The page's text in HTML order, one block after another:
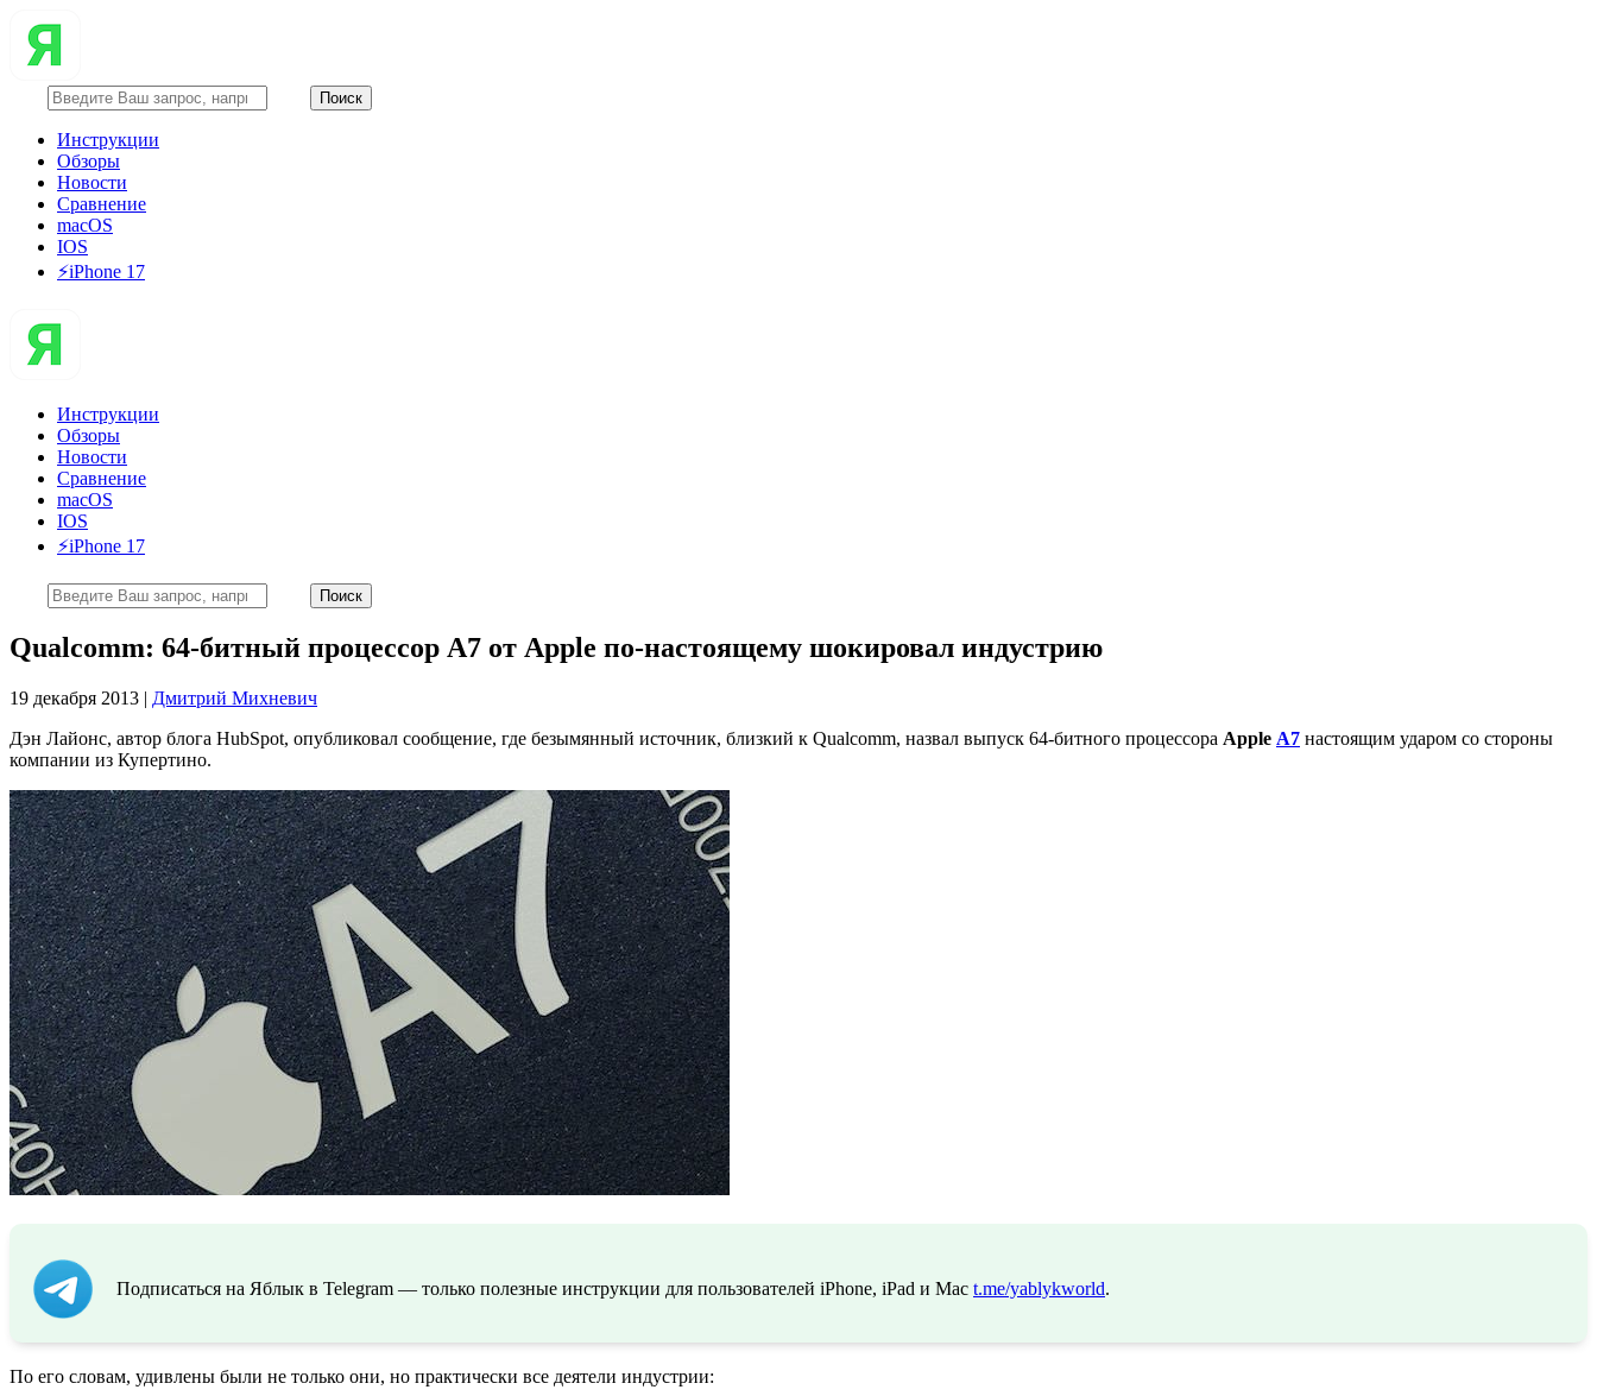
Инструкции
Обзоры
Новости
Сравнение
macOS
IOS
⚡️iPhone 17
Инструкции
Обзоры
Новости
Сравнение
macOS
IOS
⚡️iPhone 17
Qualcomm: 64-битный процессор A7 от Apple по-настоящему шокировал индустрию
19 декабря 2013 | Дмитрий Михневич
Дэн Лайонс, автор блога HubSpot, опубликовал сообщение, где безымянный источник, близкий к Qualcomm, назвал выпуск 64-битного процессора Apple A7 настоящим ударом со стороны
компании из Купертино.
Подписаться на Яблык в Telegram — только полезные инструкции для пользователей iPhone, iPad и Mac t.me/yablykworld.
По его словам, удивлены были не только они, но практически все деятели индустрии: